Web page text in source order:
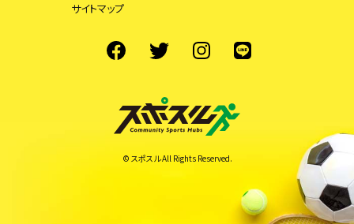
© スポスル All Rights Reserved.
サイトマップ